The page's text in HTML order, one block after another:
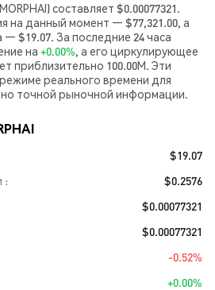
составляет $0.00077321.
на данный момент — $77,321.00, а
— $19.07. За последние 24 часа
на +0.00%, а его циркулирующее
приблизительно 100.00M. Эти
реального времени для
точной рыночной информации.
$19.07
$0.2576
$0.00077321
$0.00077321
-0.52%
+0.00%